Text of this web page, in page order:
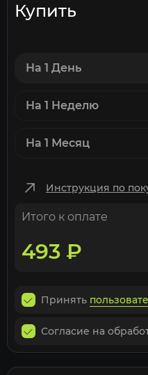
Купить
На 1 День
На 1 Неделю
На 1 Месяц
Инструкция по
Итого к оплате
493 ₽
Принять
Согласие на